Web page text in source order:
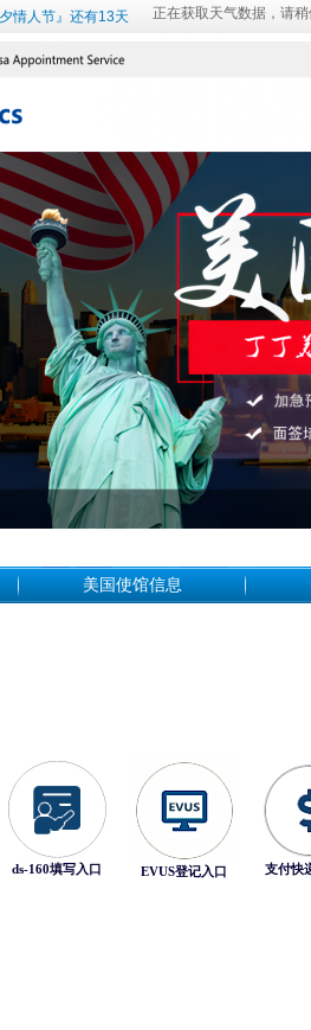
情人节』还有13天
美国使馆信息
ds-160填写入口 EVUS登记入口 支付快